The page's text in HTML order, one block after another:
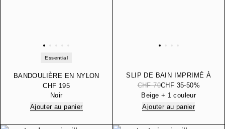
Essential
BANDOULIÈRE EN NYLON
PLATE À MOTIF
JACQUARD ESSENTIAL
CHF 195
Noir
Ajouter au panier
SLIP DE BAIN IMPRIMÉ À
RAYURES
CHF 70CHF 35-50%
Beige + 1 couleur
Ajouter au panier